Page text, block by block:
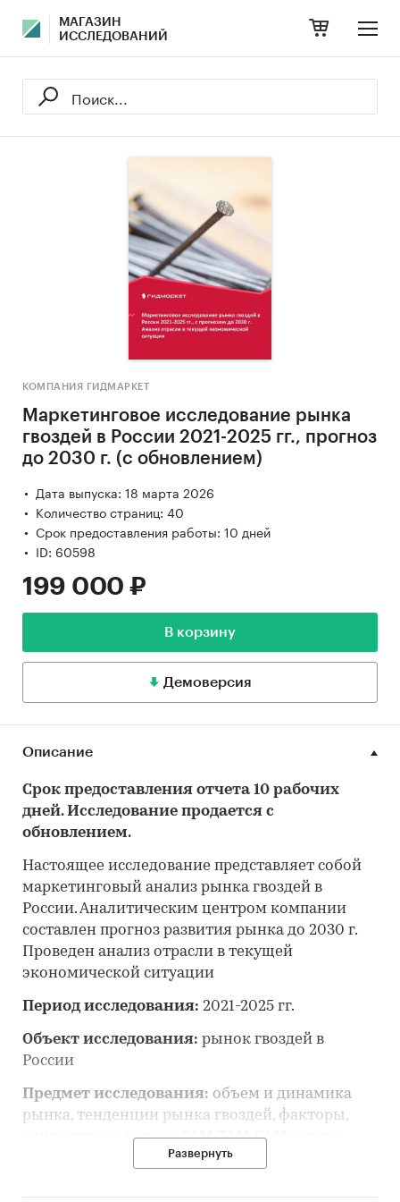
МАГАЗИН
ИССЛЕДОВАНИЙ
КОМПАНИЯ ГИДМАРКЕТ
Маркетинговое исследование рынка
гвоздей в России 2021-2025 гг., прогноз
до 2030 г. (с обновлением)
Дата выпуска: 18 марта 2026
Количество страниц: 40
Срок предоставления работы: 10 дней
ID: 60598
199 000 ₽
В корзину
Демоверсия
Описание
Срок предоставления отчета 10 рабочих
дней. Исследование продается с
обновлением.
Настоящее исследование представляет собой
маркетинговый анализ рынка гвоздей в
России. Аналитическим центром компании
составлен прогноз развития рынка до 2030 г.
Проведен анализ отрасли в текущей
экономической ситуации
Период исследования: 2021-2025 гг.
Объект исследования: рынок гвоздей в
России
Предмет исследования: объем и динамика
рынка, тенденции рынка гвоздей, факторы,
влияющие на рынок, PAM-TAM-SAM рынка,
основные конкуренты, потребители, цены,
Развернуть